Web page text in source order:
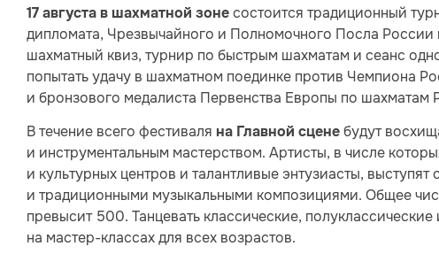
17 августа в шахматной зоне состоится традиционный
дипломата, Чрезвычайного и Полномочного Посла
шахматный квиз, турнир по быстрым шахматам и сеанс
попытать удачу в шахматном поединке против Чемпиона
и бронзового медалиста Первенства Европы по шахматам
В течение всего фестиваля на Главной сцене будут
и инструментальным мастерством. Артисты, в числе
и культурных центров и талантливые энтузиасты,
и традиционными музыкальными композициями. Общее
превысит 500. Танцевать классические,
на мастер-классах для всех возрастов.